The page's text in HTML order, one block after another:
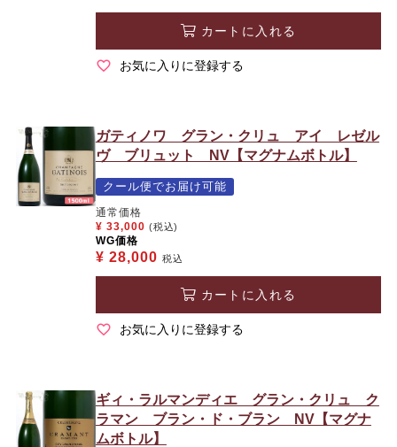
カートに入れる
お気に入りに登録する
ガティノワ グラン・クリュ アイ レゼル
ヴ ブリュット NV【マグナムボトル】
クール便でお届け可能
通常価格
¥ 33,000 (税込)
WG価格
¥ 28,000 税込
カートに入れる
お気に入りに登録する
ギィ・ラルマンディエ グラン・クリュ ク
ラマン ブラン・ド・ブラン NV【マグナ
ムボトル】